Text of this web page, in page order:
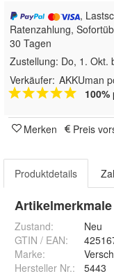
,
Ratenzahlung,
30 Tagen
Zustellung: Do, 1. Okt.
Verkäufer: AKKUman
Merken Preis
Produktdetails
Artikelmerkmale
Zustand:
Neu
GTIN / EAN:
Marke:
Hersteller Nr.:
5443